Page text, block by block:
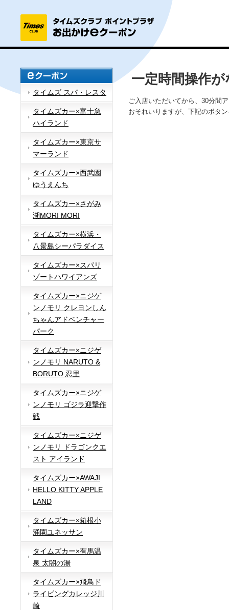
タイムズ スパ・レスタ
タイムズカー×富士急
ハイランド
タイムズカー×東京サ
マーランド
タイムズカー×西武園
ゆうえんち
タイムズカー×さがみ
湖MORI MORI
タイムズカー×横浜・
八景島シーパラダイス
タイムズカー×スパリ
ゾートハワイアンズ
タイムズカー×ニジゲ
ンノモリ クレヨンしん
ちゃんアドベンチャー
パーク
タイムズカー×ニジゲ
ンノモリ NARUTO &
BORUTO 忍里
タイムズカー×ニジゲ
ンノモリ ゴジラ迎撃作
戦
タイムズカー×ニジゲ
ンノモリ ドラゴンクエ
スト アイランド
タイムズカー×AWAJI
HELLO KITTY APPLE
LAND
タイムズカー×箱根小
涌園ユネッサン
タイムズカー×有馬温
泉 太閤の湯
タイムズカー×飛鳥ド
ライビングカレッジ川
崎
一定時間操作
ご入店いただいてから、30分間
おそれいりますが、下記のボタ